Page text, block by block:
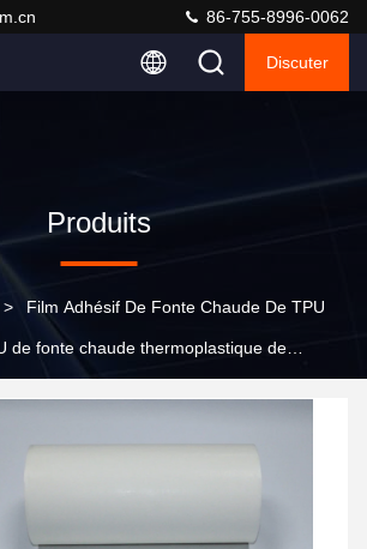
86-755-8996-0062
Discuter
Produits
> Film Adhésif De Fonte Chaude De TPU
de fonte chaude thermoplastique de